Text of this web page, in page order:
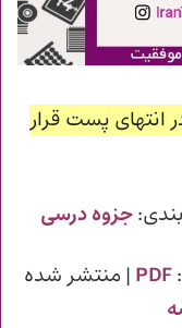
انتهای پست قرار
جزوه درسی
PDF
| منتشر شده